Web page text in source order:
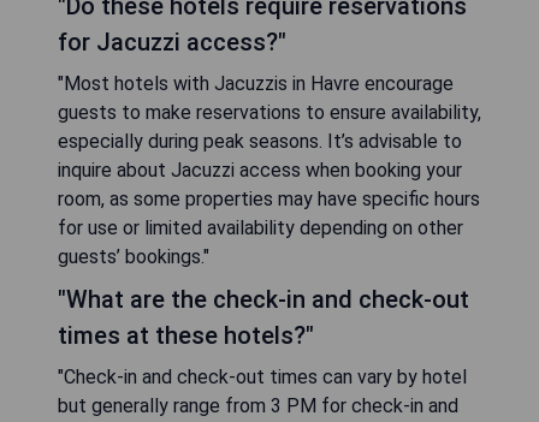
"Do these hotels require reservations
for Jacuzzi access?"
"Most hotels with Jacuzzis in Havre encourage
guests to make reservations to ensure availability,
especially during peak seasons. It’s advisable to
inquire about Jacuzzi access when booking your
room, as some properties may have specific hours
for use or limited availability depending on other
guests’ bookings."
"What are the check-in and check-out
times at these hotels?"
"Check-in and check-out times can vary by hotel
but generally range from 3 PM for check-in and